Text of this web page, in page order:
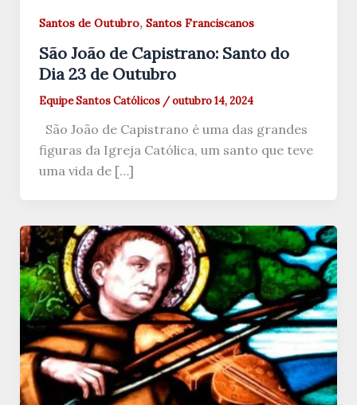
Santos de Outubro, Santos Franciscanos
São João de Capistrano: Santo do
Dia 23 de Outubro
Equipe Santos Católicos /outubro 14, 2024
São João de Capistrano é uma das grandes
figuras da Igreja Católica, um santo que teve
uma vida de […]